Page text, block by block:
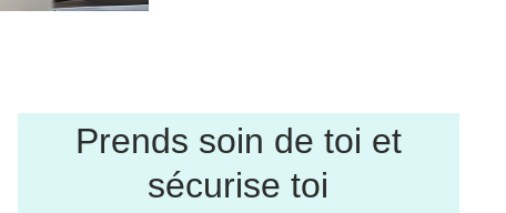
Prends soin de toi et
sécurise toi